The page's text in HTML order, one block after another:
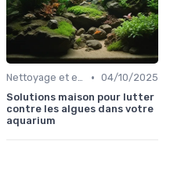
Nettoyage et entretien • 04/10/2025
Solutions maison pour lutter
contre les algues dans votre
aquarium